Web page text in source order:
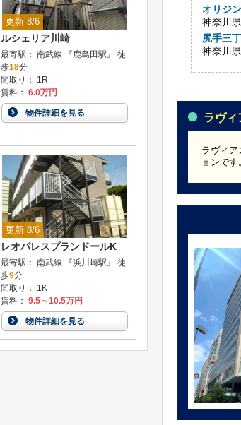
オリジ
神奈川
尻手三
神奈川
ラヴィ
ラヴィ
ョンで
更新 8/6
ルシェリア川崎
最寄駅： 南武線 『鹿島田駅』 徒
歩18分
間取り： 1R
賃料： 6.0万円
物件詳細を見る
更新 8/6
レオパレスプランドールK
最寄駅： 南武線 『浜川崎駅』 徒
歩9分
間取り： 1K
賃料： 9.5～10.5万円
物件詳細を見る